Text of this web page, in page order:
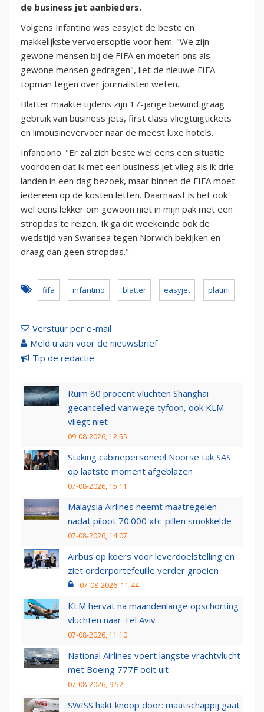
de business jet aanbieders.
Volgens Infantino was easyJet de beste en
makkelijkste vervoersoptie voor hem. "We zijn
gewone mensen bij de FIFA en moeten ons als
gewone mensen gedragen", liet de nieuwe FIFA-
topman tegen over journalisten weten.
Blatter maakte tijdens zijn 17-jarige bewind graag
gebruik van business jets, first class vliegtuigtickets
en limousinevervoer naar de meest luxe hotels.
Infantiono: "Er zal zich beste wel eens een situatie
voordoen dat ik met een business jet vlieg als ik drie
landen in een dag bezoek, maar binnen de FIFA moet
iedereen op de kosten letten. Daarnaast is het ook
wel eens lekker om gewoon niet in mijn pak met een
stropdas te reizen. Ik ga dit weekeinde ook de
wedstijd van Swansea tegen Norwich bekijken en
draag dan geen stropdas."
fifa infantino blatter easyjet platini
Verstuur per e-mail
Meld u aan voor de nieuwsbrief
Tip de redactie
Ruim 80 procent vluchten Shanghai
gecancelled vanwege tyfoon, ook KLM
vliegt niet
09-08-2026, 12:55
Staking cabinepersoneel Noorse tak SAS
op laatste moment afgeblazen
07-08-2026, 15:11
Malaysia Airlines neemt maatregelen
nadat piloot 70.000 xtc-pillen smokkelde
07-08-2026, 14:07
Airbus op koers voor leverdoelstelling en
ziet orderportefeuille verder groeien
07-08-2026, 11:44
KLM hervat na maandenlange opschorting
vluchten naar Tel Aviv
07-08-2026, 11:10
National Airlines voert langste vrachtvlucht
met Boeing 777F ooit uit
07-08-2026, 9:52
SWISS hakt knoop door: maatschappij gaat